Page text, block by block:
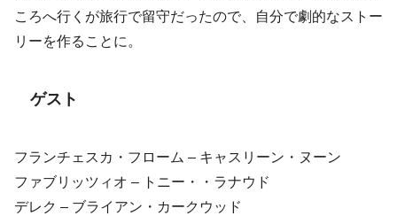
ころへ行くが旅行で留守だったので、自分で劇的なストー
リーを作ることに。
ゲスト
フランチェスカ・フローム – キャスリーン・ヌーン
ファブリッツィオ – トニー・・ラナウド
デレク – ブライアン・カークウッド